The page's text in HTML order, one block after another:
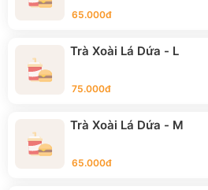
65.000đ
Trà Xoài Lá Dứa - L
75.000đ
Trà Xoài Lá Dứa - M
65.000đ